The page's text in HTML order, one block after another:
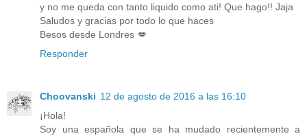
y no me queda con tanto liquido como ati! Que hago!! Jaja
Saludos y gracias por todo lo que haces
Besos desde Londres 💋
Responder
Choovanski 12 de agosto de 2016 a las 16:10
¡Hola!
Soy una española que se ha mudado recientemente a